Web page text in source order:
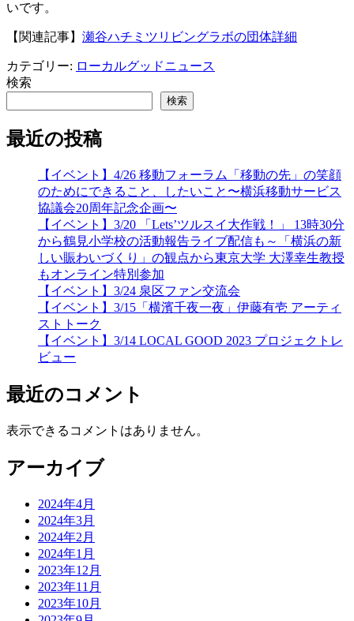
いです。
【関連記事】 瀬谷ハチミツリビングラボの団体詳細
カテゴリー: ローカルグッドニュース
検索
検索
最近の投稿
【イベント】4/26 移動フォーラム「移動の先」の笑顔
のためにできること、したいこと〜横浜移動サービス
協議会20周年記念企画〜
【イベント】3/20 「Lets’ツルスイ大作戦！」 13時30分
から鶴見小学校の活動報告ライブ配信も～「横浜の新
しい賑わいづくり」の観点から東京大学 大澤幸生教授
もオンライン特別参加
【イベント】3/24 泉区ファン交流会
【イベント】3/15「横濱千夜一夜」伊藤有壱 アーティ
ストトーク
【イベント】3/14 LOCAL GOOD 2023 プロジェクトレ
ビュー
最近のコメント
表示できるコメントはありません。
アーカイブ
2024年4月
2024年3月
2024年2月
2024年1月
2023年12月
2023年11月
2023年10月